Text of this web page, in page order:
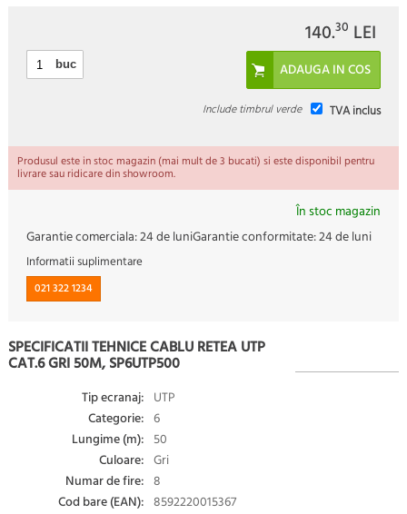
140.30 LEI
buc
TVA inclus
Include timbrul verde
Produsul este in stoc magazin (mai mult de 3 bucati) si este disponibil pentru
livrare sau ridicare din showroom.
În stoc magazin
Garantie comerciala:24 de luniGarantie conformitate:24 de luni
Informatii suplimentare
021 322 1234
SPECIFICATII TEHNICE CABLU RETEA UTP
CAT.6 GRI 50M, SP6UTP500
Tip ecranaj: UTP
Categorie: 6
Lungime (m): 50
Culoare: Gri
Numar de fire: 8
Cod bare (EAN): 8592220015367